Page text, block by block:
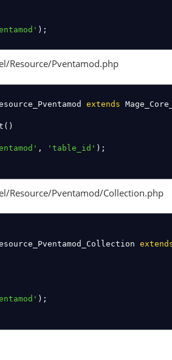
) ;
Resource/Pventamod.php
extends
( )
, 'table_id' ) ;
Resource/Pventamod/Collection.php
) ;